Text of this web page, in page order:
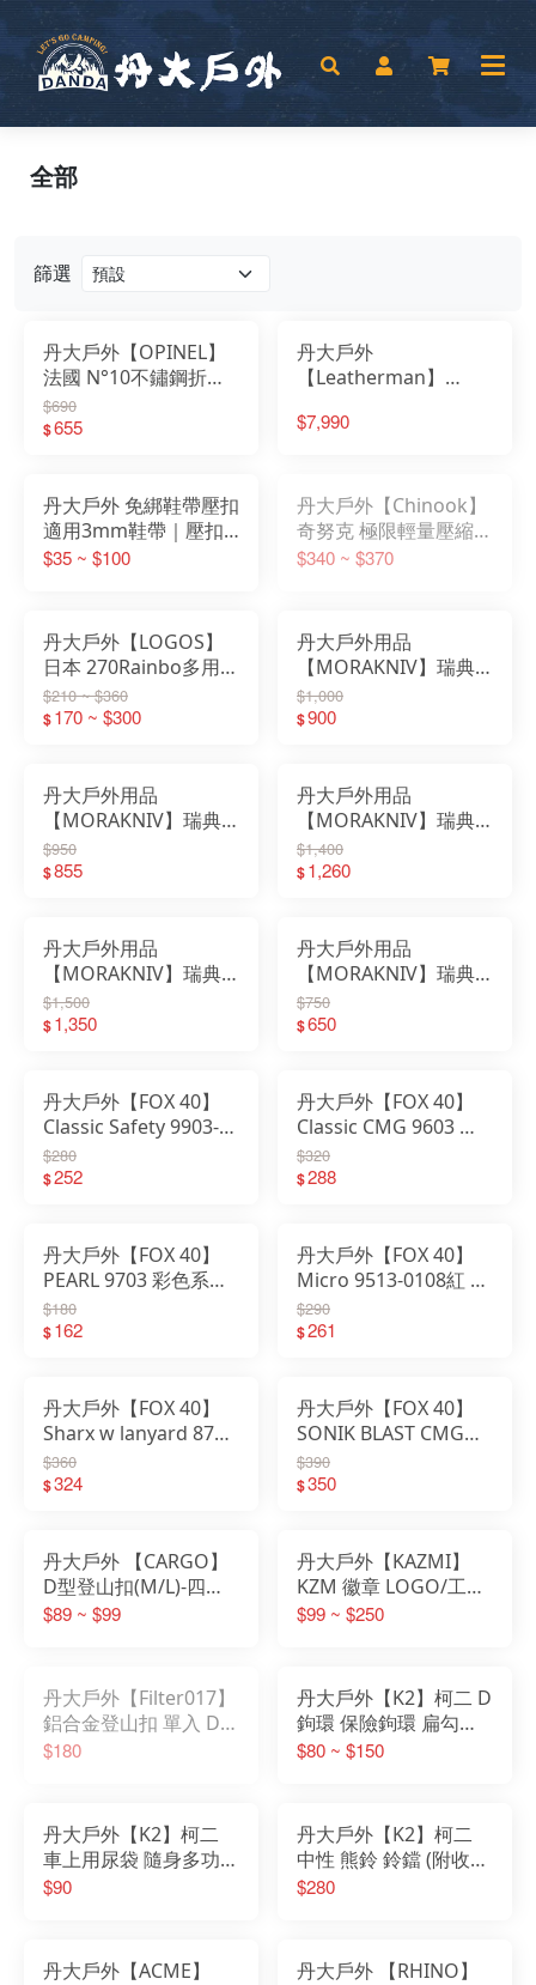
篩選
丹大戶外【OPINEL】
法國 N°10不鏽鋼折刀-
櫸木刀柄 000517｜折
刀｜折疊刀｜瑞士刀｜
$690
$655
丹大戶外
【Leatherman】
#830723 (尼龍套)│剪
$7,990
丹大戶外 免綁鞋帶壓扣
適用3mm鞋帶｜壓扣
｜繩扣｜鞋扣｜鬆緊扣
帶｜懶人小物
$35 ~ $100
丹大戶外【Chinook】
奇努克 極限輕量壓縮袋
S/M｜輕量｜耐磨｜可
$340 ~ $370
丹大戶外【LOGOS】
日本 270Rainbo多用途
繩帶 2入優惠價
72685206 │繩環│繩帶
$210 ~ $360
$170 ~ $300
丹大戶外用品
【MORAKNIV】瑞典
多功能不銹鋼厚刃直刀
Companion
$1,000
$900
丹大戶外用品
【MORAKNIV】瑞典
短直刀輕型Eldris
LightDuty™ (S) 刀│戶
$950
$855
丹大戶外用品
【MORAKNIV】瑞典
短直刀Eldris (S) 刀│戶
外刀│野外│登山│休閒
$1,400
$1,260
丹大戶外用品
【MORAKNIV】瑞典
多功能不銹鋼直刀含打
火石 Companion
$1,500
$1,350
丹大戶外用品
【MORAKNIV】瑞典
多功能不銹鋼直刀
Companion (S) 刀│戶
$750
$650
丹大戶外【FOX 40】
Classic Safety 9903-
0008黑 高音哨(附繫繩)
｜救難哨｜哨子｜口哨
$280
$252
丹大戶外【FOX 40】
Classic CMG 9603 彩
色系列高音哨(附繫繩)
｜救難哨｜哨子｜口哨
$320
$288
丹大戶外【FOX 40】
PEARL 9703 彩色系列
低音哨(附繫繩)｜救難
哨｜哨子｜口哨｜低音
$180
$162
丹大戶外【FOX 40】
Micro 9513-0108紅 生
命安全爆音哨(附繫繩)
｜高音哨｜救難哨｜哨
$290
$261
丹大戶外【FOX 40】
Sharx w lanyard 8703
高音哨(附繫繩)｜哨子
｜口哨｜高音哨｜救難
$360
$324
丹大戶外【FOX 40】
SONIK BLAST CMG
9203-0208黃色 高音哨
(附繫繩) 救難哨｜哨子
$390
$350
丹大戶外 【CARGO】
D型登山扣(M/L)-四色
多功能登山扣│登山│工
$89 ~ $99
丹大戶外【KAZMI】
KZM 徽章 LOGO/工業
風/夜光/浪漫寵物/軍風
$99 ~ $250
丹大戶外【Filter017】
鋁合金登山扣 單入 D釦
│露營扣環│戶外扣環│
$180
丹大戶外【K2】柯二 D
鉤環 保險鉤環 扁勾環
顏色隨機 D型扣│登山
$80 ~ $150
丹大戶外【K2】柯二
車上用尿袋 隨身多功能
尿袋 K2-0013 尿壺｜男
$90
丹大戶外【K2】柯二
中性 熊鈴 鈴鐺 (附收納
網袋) K2-0022 顏色隨
$280
丹大戶外【ACME】
丹大戶外 【RHINO】
全部